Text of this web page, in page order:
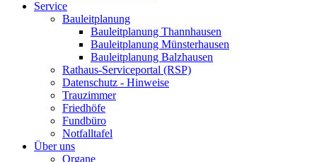
Service
Bauleitplanung
Bauleitplanung Thannhausen
Bauleitplanung Münsterhausen
Bauleitplanung Balzhausen
Rathaus-Serviceportal (RSP)
Datenschutz - Hinweise
Trauzimmer
Friedhöfe
Fundbüro
Notfalltafel
Über uns
Organe